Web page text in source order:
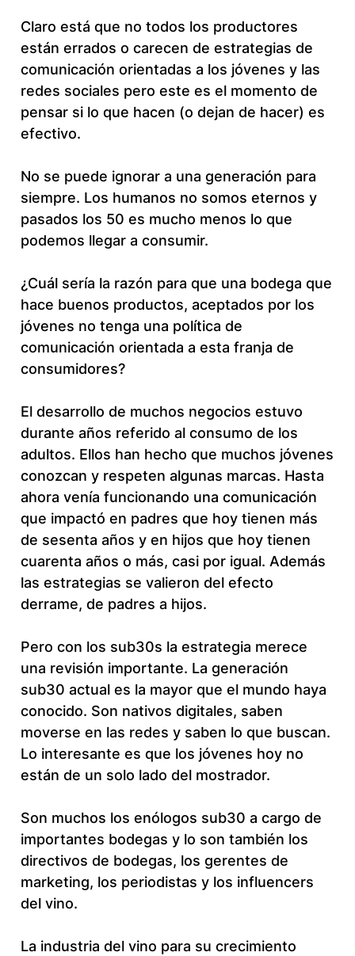
Claro está que no todos los productores
están errados o carecen de estrategias de
comunicación orientadas a los jóvenes y las
redes sociales pero este es el momento de
pensar si lo que hacen (o dejan de hacer) es
efectivo.
No se puede ignorar a una generación para
siempre. Los humanos no somos eternos y
pasados los 50 es mucho menos lo que
podemos llegar a consumir.
¿Cuál sería la razón para que una bodega que
hace buenos productos, aceptados por los
jóvenes no tenga una política de
comunicación orientada a esta franja de
consumidores?
El desarrollo de muchos negocios estuvo
durante años referido al consumo de los
adultos. Ellos han hecho que muchos jóvenes
conozcan y respeten algunas marcas. Hasta
ahora venía funcionando una comunicación
que impactó en padres que hoy tienen más
de sesenta años y en hijos que hoy tienen
cuarenta años o más, casi por igual. Además
las estrategias se valieron del efecto
derrame, de padres a hijos.
Pero con los sub30s la estrategia merece
una revisión importante. La generación
sub30 actual es la mayor que el mundo haya
conocido. Son nativos digitales, saben
moverse en las redes y saben lo que buscan.
Lo interesante es que los jóvenes hoy no
están de un solo lado del mostrador.
Son muchos los enólogos sub30 a cargo de
importantes bodegas y lo son también los
directivos de bodegas, los gerentes de
marketing, los periodistas y los influencers
del vino.
La industria del vino para su crecimiento